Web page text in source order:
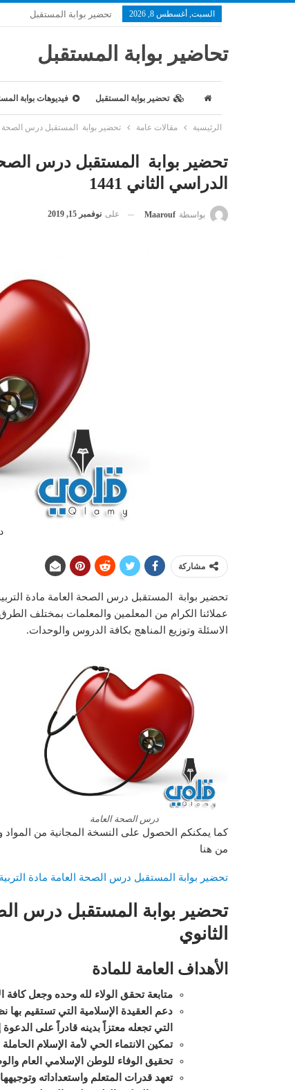
السبت, أغسطس 8, 2026 تحضير بوابة المستقبل
تحاضير بوابة المستقبل
تحضير بوابة المستقبل فيديوهات بوابة
الرئيسية مقالات عامة تحضير بوابة المستقبل درس الصحة
تحضير بوابة المستقبل درس الصحة
الدراسي الثاني 1441
بواسطة Maarouf على نوفمبر 15, 2019
مشاركة
عملائنا الكرام من المعلمين والمعلمات بمختلف
الاسئلة وتوزيع المناهج بكافة الدروس والوحدات.
درس الصحة العامة
كما يمكنكم الحصول على النسخة المجانية من
من هنا
تحضير بوابة المستقبل درس الصحة العامة مادة التربية
تحضير بوابة المستقبل درس
الثانوي
الأهداف العامة للمادة
متابعة تحقق الولاء لله وحده وجعل
دعم العقيدة الإسلامية التي تستقيم بها
التي تجعله معتزاً بدينه قادراً على الدعوة
تمكين الانتماء الحي لأمة الإسلام الحاملة
تحقيق الوفاء للوطن الإسلامي العام
تعهد قدرات المتعلم واستعداداته